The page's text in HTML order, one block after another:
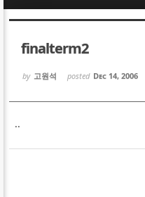
finalterm2
by 고원석 posted Dec 14, 2006
..
Sketchbook5,
Sketchbook5,